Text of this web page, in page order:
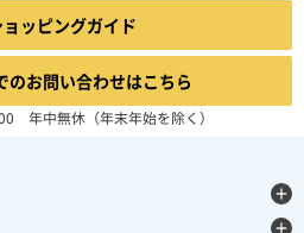
ョッピングガイド
のお問い合わせはこちら
年中無休（年末年始を除く）